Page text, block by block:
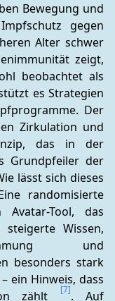
Bewegung und
gegen
Alter schwer
zeigt,
beobachtet als
es Strategien
Der
Zirkulation und
das in der
Grundpfeiler der
lässt sich dieses
randomisierte
Tool, das
steigerte Wissen,
und
besonders stark
ein Hinweis, dass
zählt
[7]. Auf